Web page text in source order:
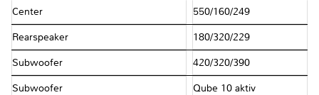
Center 550/160/249
Rearspeaker 180/320/229
Subwoofer 420/320/390
Subwoofer Qube 10 aktiv